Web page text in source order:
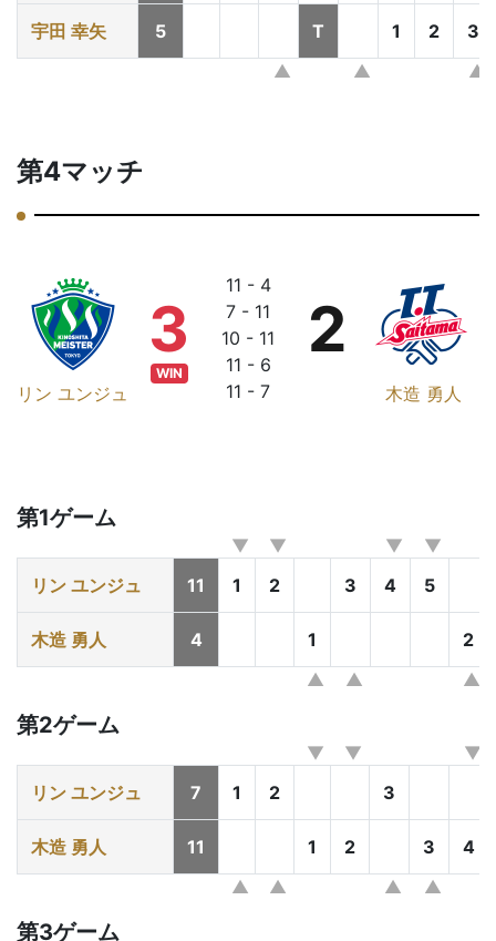
宇田 幸矢 5 T 1 2 3
第4マッチ
リン ユンジュ
3
WIN
11 - 4
7 - 11
10 - 11
11 - 6
11 - 7
木造 勇人
2
第1ゲーム
リン ユンジュ 11 1 2 3 4 5
木造 勇人 4 1 2
第2ゲーム
リン ユンジュ 7 1 2 3
木造 勇人 11 1 2 3 4
第3ゲーム